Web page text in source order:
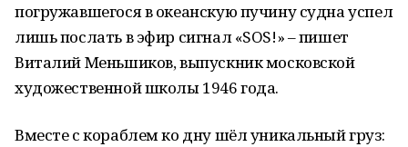
погружавшегося в океанскую пучину судна успел
лишь послать в эфир сигнал «SOS!» – пишет
Виталий Меньшиков, выпускник московской
художественной школы 1946 года.
Вместе с кораблем ко дну шёл уникальный груз: